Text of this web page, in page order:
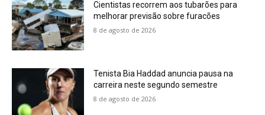
Cientistas recorrem aos tubarões para
melhorar previsão sobre furacões
8 de agosto de 2026
Tenista Bia Haddad anuncia pausa na
carreira neste segundo semestre
8 de agosto de 2026